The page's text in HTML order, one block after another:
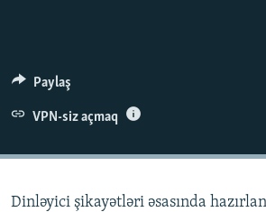
İZ - MƏDƏNIYYƏT PROQRAMI
MATERIALLARIMIZDAN ISTIFADƏ
AZADLIQRADIOSU MOBIL TELEFONUNUZDA
RFE/RL-in bütün saytları
Paylaş
VPN-siz açmaq
Dinləyici şikayətləri əsasında